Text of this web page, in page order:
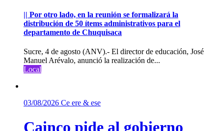
|| Por otro lado, en la reunión se formalizará la
distribución de 50 ítems administrativos para el
departamento de Chuquisaca
Sucre, 4 de agosto (ANV).- El director de educación, José
Manuel Arévalo, anunció la realización de...
Local
03/08/2026 Ce ere & ese
Cainco pide al gobierno